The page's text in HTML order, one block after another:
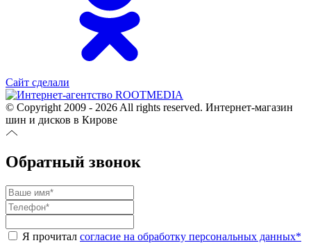
Сайт сделали
© Copyright 2009 - 2026 All rights reserved. Интернет-магазин
шин и дисков в Кирове
Обратный звонок
Я прочитал согласие на обработку персональных данных*